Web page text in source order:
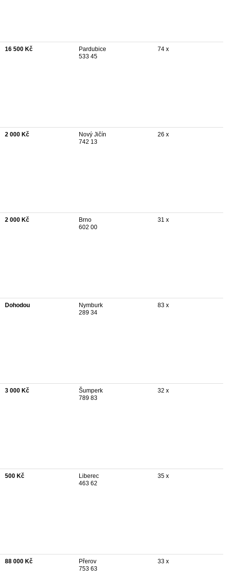
16 500 Kč
Pardubice
533 45
74 x
2 000 Kč
Nový Jičín
742 13
26 x
2 000 Kč
Brno
602 00
31 x
Dohodou
Nymburk
289 34
83 x
3 000 Kč
Šumperk
789 83
32 x
500 Kč
Liberec
463 62
35 x
88 000 Kč
Přerov
753 63
33 x